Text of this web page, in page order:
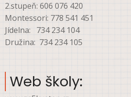
2.stupeň: 606 076 420
Montessori: 778 541 451
Jídelna: 734 234 104
Družina: 734 234 105
Web školy: